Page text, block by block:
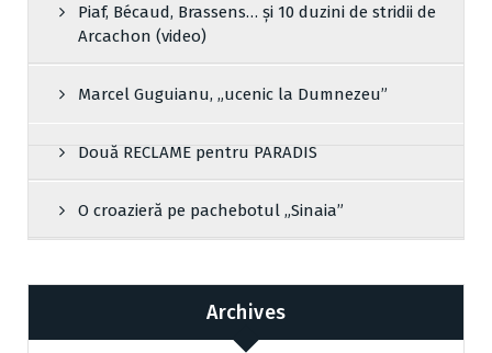
Piaf, Bécaud, Brassens… și 10 duzini de stridii de
Arcachon (video)
Marcel Guguianu, „ucenic la Dumnezeu”
Două RECLAME pentru PARADIS
O croazieră pe pachebotul „Sinaia”
Archives